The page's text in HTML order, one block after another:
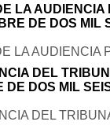
LA
DE DOS
LA AUDIENCIA
DEL
DE DOS MIL
DEL